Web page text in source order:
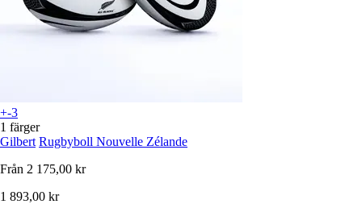
+-3
1 färger
Gilbert Rugbyboll Nouvelle Zélande
Från 2 175,00 kr
1 893,00 kr